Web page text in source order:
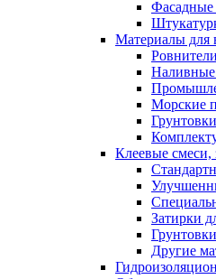
Фасадные
Материалы для
Наливные
Морские
Грунтовки
Клеевые смеси,
Затирки
Грунтовки
Другие